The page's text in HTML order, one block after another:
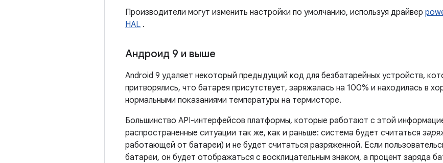
Производители могут изменить настройки по умолчанию, используя драйвер
HAL .
Андроид 9 и выше
Android 9 удаляет некоторый предыдущий код для безбатарейных устройств,
притворялись, что батарея присутствует, заряжалась на 100% и находилась в
нормальными показаниями температуры на термисторе.
Большинство API-интерфейсов платформы, которые работают с этой
распространенные ситуации так же, как и раньше: система будет считаться
работающей от батареи) и не будет считаться разряженной. Если
батареи, он будет отображаться с восклицательным знаком, а процент заряда